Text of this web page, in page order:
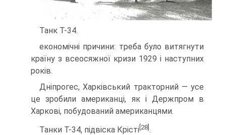
Танк Т-34.
економічні причини: треба було витягнути
країну з все­осяжної кризи 1929 і наступних
років.
Дніпрогес, Харківський тракторний — усе
це зробили американці, як і Держпром в
Харкові, побудований амери­канцями.
Танки Т-34, підвіска Крісті[28].